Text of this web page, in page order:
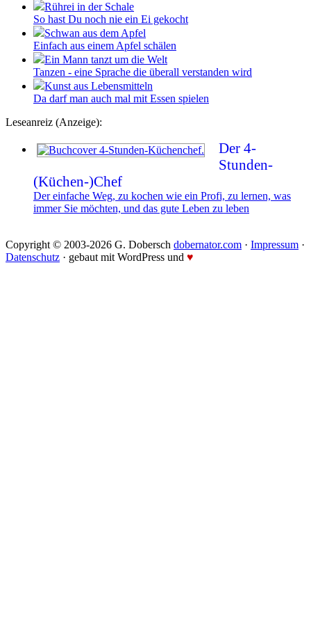
Rührei in der Schale
So hast Du noch nie ein Ei gekocht
Schwan aus dem Apfel
Einfach aus einem Apfel schälen
Ein Mann tanzt um die Welt
Tanzen - eine Sprache die überall verstanden wird
Kunst aus Lebensmitteln
Da darf man auch mal mit Essen spielen
Leseanreiz (Anzeige):
Der 4-
Stunden-
(Küchen-)Chef
Der einfache Weg, zu kochen wie ein Profi, zu lernen, was
immer Sie möchten, und das gute Leben zu leben
Copyright © 2003-2026 G. Dobersch dobernator.com · Impressum ·
Datenschutz · gebaut mit WordPress und ♥